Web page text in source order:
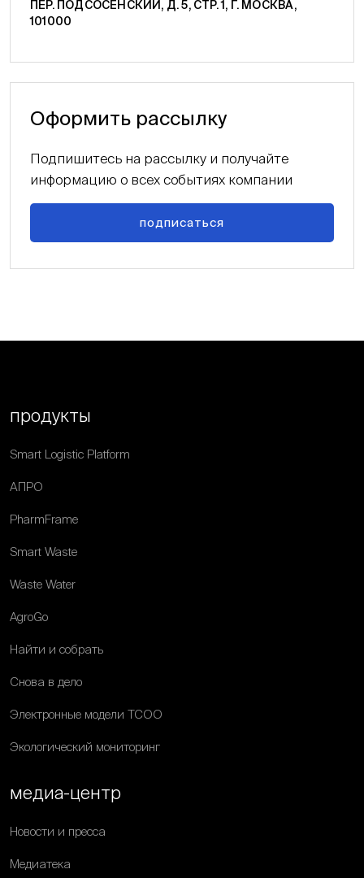
ПЕР. ПОДСОСЕНСКИЙ, Д. 5, СТР. 1, Г. МОСКВА,
101000
Оформить рассылку
Подпишитесь на рассылку и получайте
информацию о всех событиях компании
подписаться
продукты
Smart Logistic Platform
АПРО
PharmFrame
Smart Waste
Waste Water
AgroGo
Найти и собрать
Снова в дело
Электронные модели ТСОО
Экологический мониторинг
медиа-центр
Новости и пресса
Медиатека